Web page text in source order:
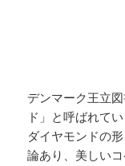
デンマーク王立
ド」と呼ばれて
ダイヤモンドの
論あり、美しい